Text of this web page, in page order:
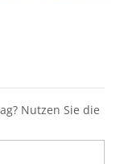
Nutzen Sie die